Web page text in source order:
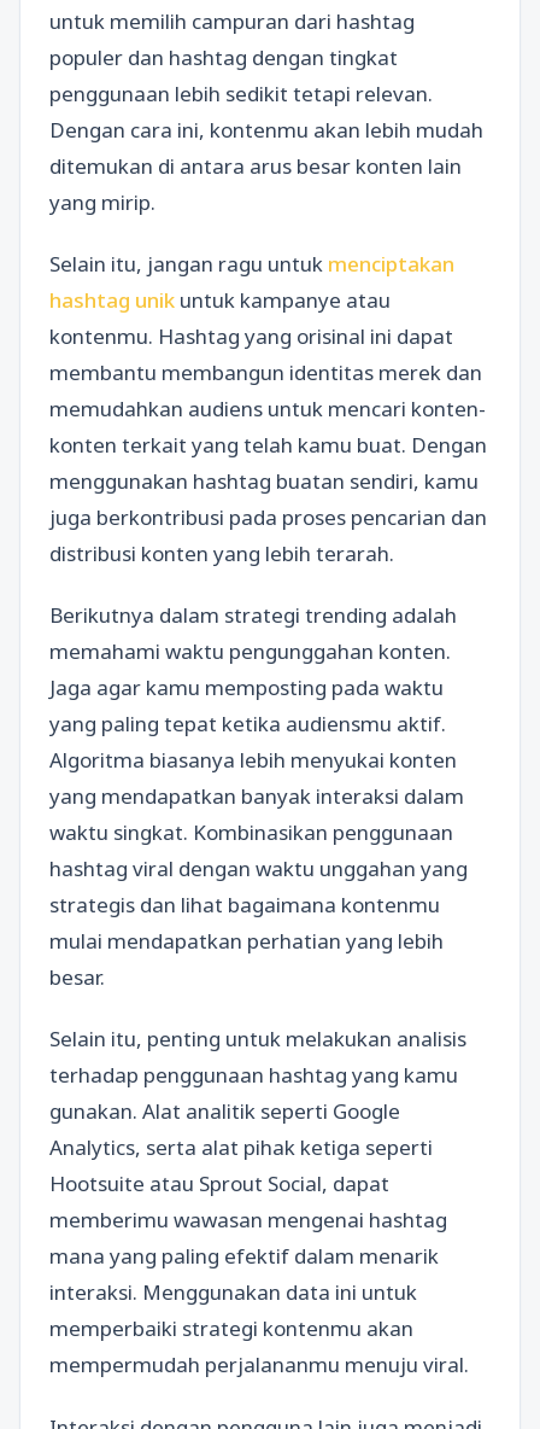
untuk memilih campuran dari hashtag
populer dan hashtag dengan tingkat
penggunaan lebih sedikit tetapi relevan.
Dengan cara ini, kontenmu akan lebih mudah
ditemukan di antara arus besar konten lain
yang mirip.
Selain itu, jangan ragu untuk menciptakan
hashtag unik untuk kampanye atau
kontenmu. Hashtag yang orisinal ini dapat
membantu membangun identitas merek dan
memudahkan audiens untuk mencari konten-
konten terkait yang telah kamu buat. Dengan
menggunakan hashtag buatan sendiri, kamu
juga berkontribusi pada proses pencarian dan
distribusi konten yang lebih terarah.
Berikutnya dalam strategi trending adalah
memahami waktu pengunggahan konten.
Jaga agar kamu memposting pada waktu
yang paling tepat ketika audiensmu aktif.
Algoritma biasanya lebih menyukai konten
yang mendapatkan banyak interaksi dalam
waktu singkat. Kombinasikan penggunaan
hashtag viral dengan waktu unggahan yang
strategis dan lihat bagaimana kontenmu
mulai mendapatkan perhatian yang lebih
besar.
Selain itu, penting untuk melakukan analisis
terhadap penggunaan hashtag yang kamu
gunakan. Alat analitik seperti Google
Analytics, serta alat pihak ketiga seperti
Hootsuite atau Sprout Social, dapat
memberimu wawasan mengenai hashtag
mana yang paling efektif dalam menarik
interaksi. Menggunakan data ini untuk
memperbaiki strategi kontenmu akan
mempermudah perjalananmu menuju viral.